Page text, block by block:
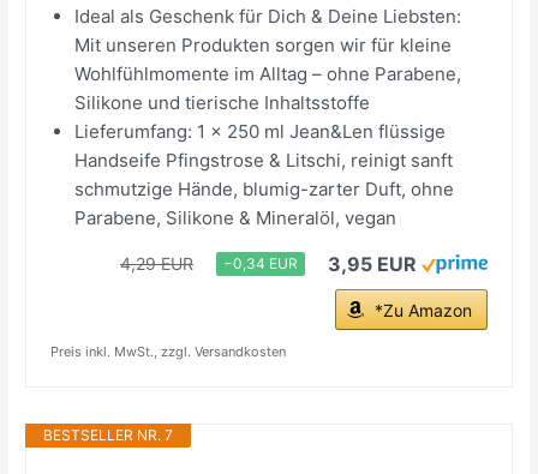
Ideal als Geschenk für Dich & Deine Liebsten:
Mit unseren Produkten sorgen wir für kleine
Wohlfühlmomente im Alltag – ohne Parabene,
Silikone und tierische Inhaltsstoffe
Lieferumfang: 1 x 250 ml Jean&Len flüssige
Handseife Pfingstrose & Litschi, reinigt sanft
schmutzige Hände, blumig-zarter Duft, ohne
Parabene, Silikone & Mineralöl, vegan
4,29 EUR −0,34 EUR 3,95 EUR
*Zu Amazon
Preis inkl. MwSt., zzgl. Versandkosten
BESTSELLER NR. 7